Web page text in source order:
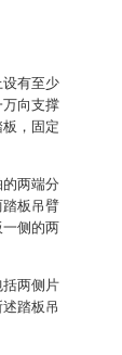
有至少
向支撑
，固定
两端分
板吊臂
侧的两
两侧片
踏板吊